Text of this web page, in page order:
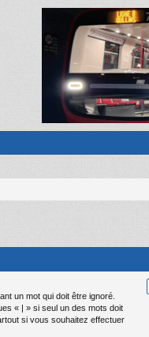
un mot qui doit être ignoré.
« | » si seul un des mots doit
si vous souhaitez effectuer